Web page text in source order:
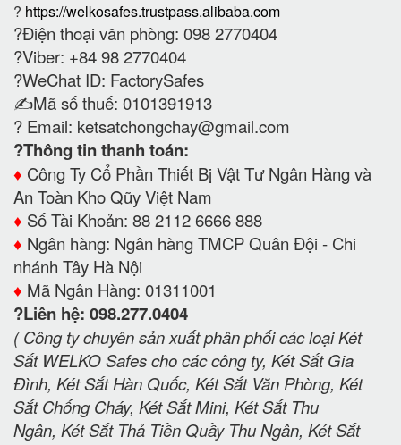
? https://welkosafes.trustpass.alibaba.com
?Điện thoại văn phòng: 098 2770404
?Viber: +84 98 2770404
?WeChat ID: FactorySafes
✍️Mã số thuế: 0101391913
? Email: ketsatchongchay@gmail.com
?Thông tin thanh toán:
♦️ Công Ty Cổ Phần Thiết Bị Vật Tư Ngân Hàng và
An Toàn Kho Qũy Việt Nam
♦️ Số Tài Khoản: 88 2112 6666 888
♦️ Ngân hàng: Ngân hàng TMCP Quân Đội - Chi
nhánh Tây Hà Nội
♦️ Mã Ngân Hàng: 01311001
?Liên hệ: 098.277.0404
( Công ty chuyên sản xuất phân phối các loại Két
Sắt WELKO Safes cho các công ty, Két Sắt Gia
Đình, Két Sắt Hàn Quốc, Két Sắt Văn Phòng, Két
Sắt Chống Cháy, Két Sắt Mini, Két Sắt Thu
Ngân, Két Sắt Thả Tiền Quầy Thu Ngân, Két Sắt